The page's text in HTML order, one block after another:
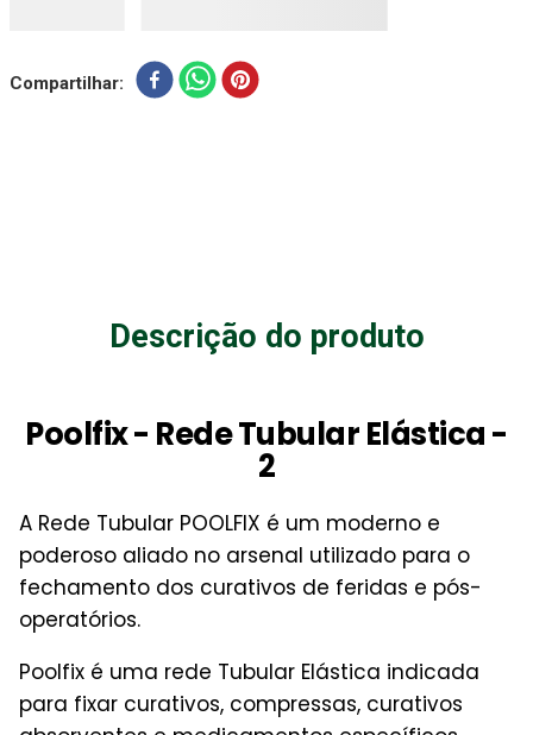
Compartilhar
Descrição do produto
Poolfix - Rede Tubular Elástica -
2
A Rede Tubular POOLFIX é um moderno e
poderoso aliado no arsenal utilizado para o
fechamento dos curativos de feridas e pós-
operatórios.
Poolfix é uma rede Tubular Elástica indicada
para fixar curativos, compressas, curativos